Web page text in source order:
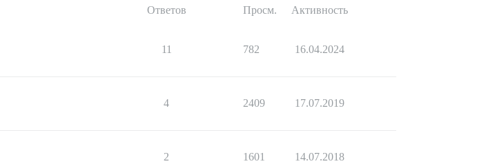
Ответов Просм. Активность
11 782 16.04.2024
4 2409 17.07.2019
2 1601 14.07.2018